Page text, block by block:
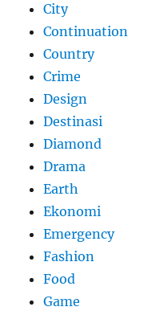
City
Continuation
Country
Crime
Design
Destinasi
Diamond
Drama
Earth
Ekonomi
Emergency
Fashion
Food
Game